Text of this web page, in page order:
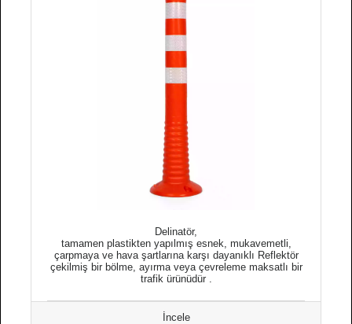
Delinatör,
tamamen plastikten yapılmış esnek, mukavemetli,
çarpmaya ve hava şartlarına karşı dayanıklı Reflektör
çekilmiş bir bölme, ayırma veya çevreleme maksatlı bir
trafik ürünüdür .
İncele